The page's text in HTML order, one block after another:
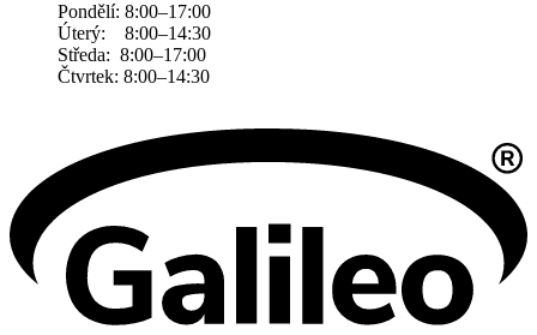
Pondělí: 8:00–17:00
Úterý: 8:00–14:30
Středa: 8:00–17:00
Čtvrtek: 8:00–14:30